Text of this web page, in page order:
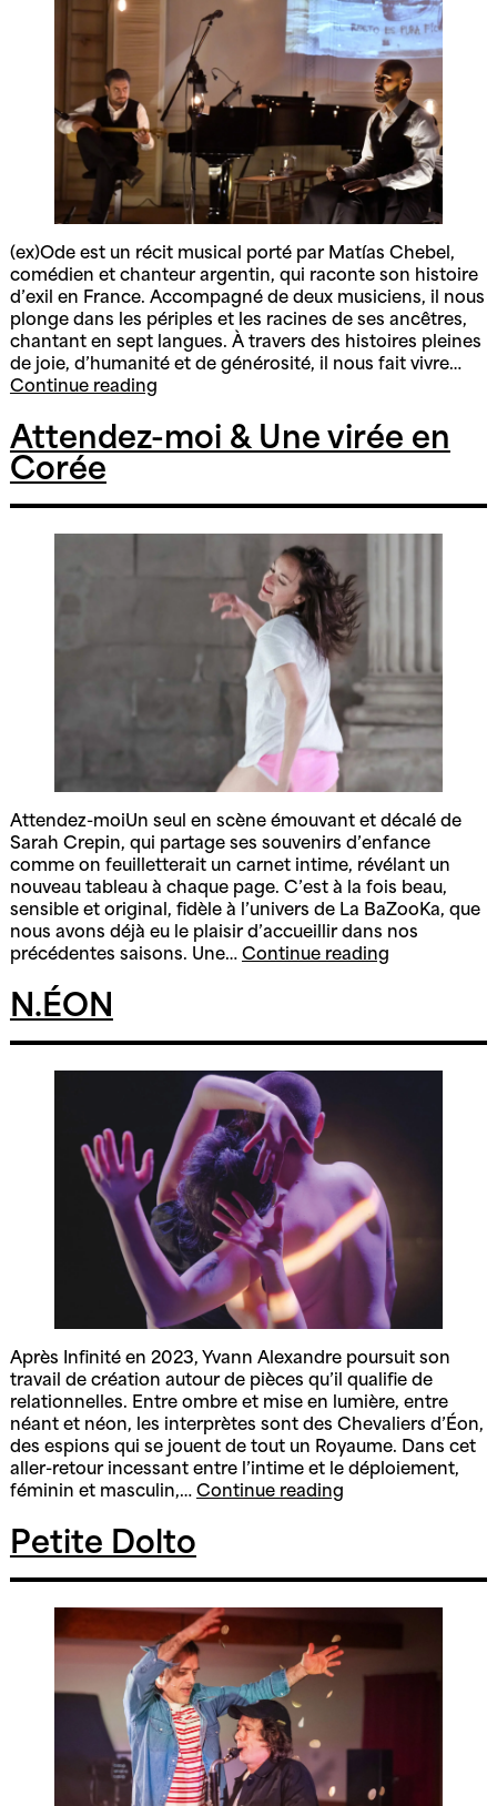
(ex)Ode est un récit musical porté par Matías Chebel,
comédien et chanteur argentin, qui raconte son histoire
d’exil en France. Accompagné de deux musiciens, il nous
plonge dans les périples et les racines de ses ancêtres,
chantant en sept langues. À travers des histoires pleines
de joie, d’humanité et de générosité, il nous fait vivre…
Continue reading(ex)Ode
Au
feu
Attendez-moi & Une virée en
Corée
Attendez-moiUn seul en scène émouvant et décalé de
Sarah Crepin, qui partage ses souvenirs d’enfance
comme on feuilletterait un carnet intime, révélant un
nouveau tableau à chaque page. C’est à la fois beau,
sensible et original, fidèle à l’univers de La BaZooKa, que
nous avons déjà eu le plaisir d’accueillir dans nos
précédentes saisons. Une… Continue readingAttendez-
virée
N.ÉON
Après Infinité en 2023, Yvann Alexandre poursuit son
travail de création autour de pièces qu’il qualifie de
relationnelles. Entre ombre et mise en lumière, entre
néant et néon, les interprètes sont des Chevaliers d’Éon,
des espions qui se jouent de tout un Royaume. Dans cet
aller-retour incessant entre l’intime et le déploiement,
féminin et masculin,… Continue readingN.ÉON
Petite Dolto